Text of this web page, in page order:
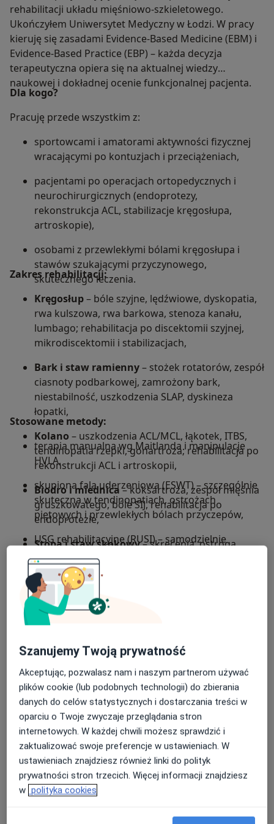
rehabilitacji układu mięśniowo-szkieletowego.
Ukończyłem Uniwersytet Medyczny w Łodzi. W pracy
kieruję się zasadami Evidence-Based Medicine (EBM) i
Evidence-Based Practice (EBP) – każda decyzja
terapeutyczna opiera się na aktualnej wiedzy
naukowej i dokładnej ocenie funkcjonalnej pacjenta.
Dla kogo?
Pracuję przede wszystkim z:
sportowcami i amatorami aktywności fizycznej
wracającymi po kontuzjach i przeciążeniach,
pacjentami po operacjach ortopedycznych i
neurochirurgicznych (endoprotezy,
rekonstrukcja ACL, stabilizacje kręgosłupa,
artroskopie),
osobami z przewlekłymi bólami kręgosłupa i
stawów szukającymi przyczynowego,
skutecznego leczenia.
Zakres rehabilitacji:
Kręgosłup– bóle szyjne, lędźwiowe, dyskopatia,
rwa kulszowa, rwa barkowa, stenoza kanału,
lumbago; rehabilitacja po discektomii szyjnej,
mikrodiscektomii i stabilizacjach,
Bark i staw ramienny– stożek rotatorów, zespół
ciasnoty podbarkowej, zamrożony bark,
niestabilność, uszkodzenia SLAP, dyskineza
łopatki,
Kolano – uszkodzenia ACL/MCL, łąkotek, ITBS,
tendinopatia rzepki, gonartroza; rehabilitacja po
rekonstrukcji ACL i artroskopii,
Biodro i miednica– koksartroza, zespół mięśnia
gruszkowatego, bóle SIJ, rehabilitacja po
endoprotezie,
Stopa i staw skokowy– skręcenia, ostroga
piętowa, niestabilność, hallux valgus,
metatarsalgia,
Łokieć, nadgarstek, ręka
golfisty, zespół cieśni nadgarstka, urazy więzadeł
i ścięgien,
Szyja i kark– urazy smagnięcia biczem, szyja
smartfonowa, przeciążenia mięśni karku.
Stosowane metody:
terapia manualna wg Maitlanda i manipulacje
HVLA,
skupiona fala uderzeniowa (ESWT) – szczególnie
skuteczna w tendinopatiach, ostrożach
piętowych i przewlekłych bólach przyczepów,
USG rehabilitacyjne (RUSI) – samodzielnie
diagnostyki ultrasonograficznej
terapia tkanek miękkich, masaż tkanek
głębokich, terapia punktów spustowych,
funkcjonalny trening medyczny i programowanie
obciążeń w rehabilitacji ortopedycznej.
Kompleksowa opieka:
Współpracuję z ortopedą, neurochirurgiem oraz
dietetykiem klinicznym, dzięki czemu pacjent
funkcji, jak i regeneracji oraz żywienia. Każdy pacjent
po wizycie otrzymuje indywidualny plan ćwiczeń
dostosowany do jego problemu i celu – co przyspiesza
powrót do sprawności i aktywności.
Wracasz do sportu po kontuzji, planujesz rehabilitację
po operacji lub zmagasz się z przewlekłym bólem?
Umów wizytę i zacznijmy działać już dziś.
www.fizjoterapeuta-lodz.pl
więcejO mnie
Szanujemy Twoją prywatność
Akceptując, pozwalasz nam i naszym partnerom używać
plików cookie (lub podobnych technologii) do zbierania
danych do celów statystycznych i dostarczania treści w
oparciu o Twoje zwyczaje przeglądania stron
internetowych. W każdej chwili możesz sprawdzić i
zaktualizować swoje preferencje w ustawieniach. W
ustawieniach znajdziesz również linki do polityk
prywatności stron trzecich. Więcej informacji znajdziesz
w polityka cookies